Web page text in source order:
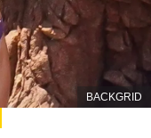
BACKGRID